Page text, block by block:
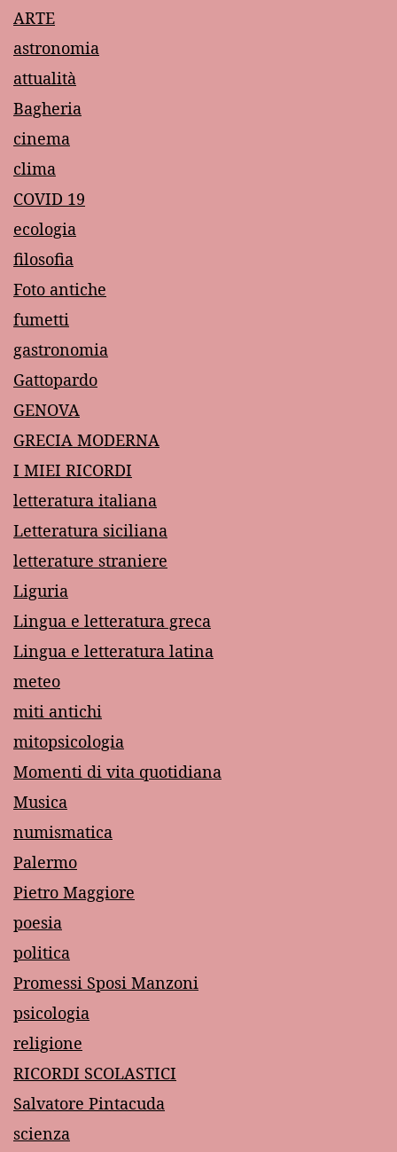
ARTE
astronomia
attualità
Bagheria
cinema
clima
COVID 19
ecologia
filosofia
Foto antiche
fumetti
gastronomia
Gattopardo
GENOVA
GRECIA MODERNA
I MIEI RICORDI
letteratura italiana
Letteratura siciliana
letterature straniere
Liguria
Lingua e letteratura greca
Lingua e letteratura latina
meteo
miti antichi
mitopsicologia
Momenti di vita quotidiana
Musica
numismatica
Palermo
Pietro Maggiore
poesia
politica
Promessi Sposi Manzoni
psicologia
religione
RICORDI SCOLASTICI
Salvatore Pintacuda
scienza